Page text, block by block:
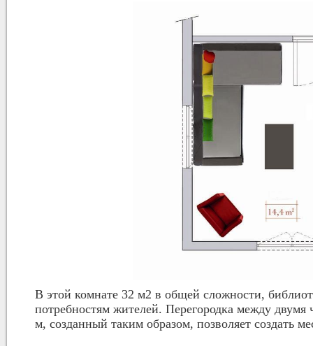
В этой комнате 32 м2 в общей сложности,
потребностям жителей. Перегородка между
м, созданный таким образом, позволяет создать